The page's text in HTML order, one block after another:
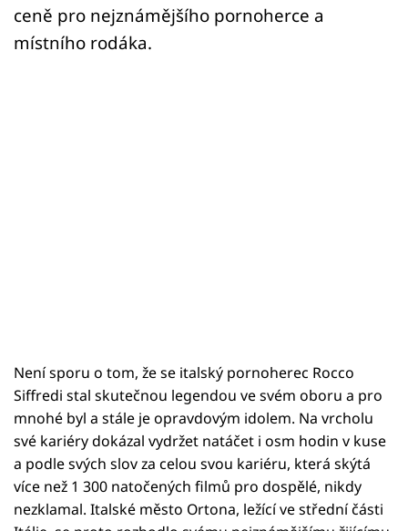
ceně pro nejznámějšího pornoherce a
místního rodáka.
Není sporu o tom, že se italský pornoherec Rocco
Siffredi stal skutečnou legendou ve svém oboru a pro
mnohé byl a stále je opravdovým idolem. Na vrcholu
své kariéry dokázal vydržet natáčet i osm hodin v kuse
a podle svých slov za celou svou kariéru, která skýtá
více než 1 300 natočených filmů pro dospělé, nikdy
nezklamal. Italské město Ortona, ležící ve střední části